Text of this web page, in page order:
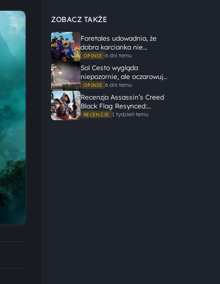
ZOBACZ TAKŻE
Foretales udowadnia, że
dobra karcianka nie
potrzebuje wielkiego
świata, żeby opowiedzieć
dużą historię
OPINIE 6 dni temu
Sol Cesto wygląda
niepozornie, ale oczarowuje
gameplayem
OPINIE 6 dni temu
Recenzja Assassin’s Creed
Black Flag Resynced:
Ubisoft tego nie zepsuł
RECENZJE 1 tydzień temu